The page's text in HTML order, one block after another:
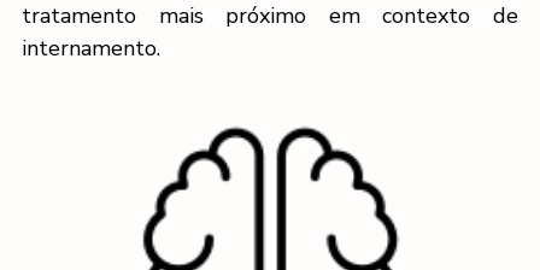
tratamento mais próximo em contexto de
internamento.